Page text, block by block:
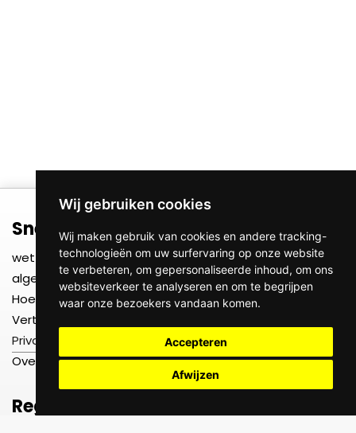
Wij gebruiken cookies
Wij maken gebruik van cookies en andere tracking-
technologieën om uw surfervaring op onze website
te verbeteren, om gepersonaliseerde inhoud, om ons
websiteverkeer te analyseren en om te begrijpen
waar onze bezoekers vandaan komen.
Accepteren
Afwijzen
Snelle links
wettelijk
algemene voorwaarden
Hoe het werkt
Vertrouwen, veiligheid en verzekering
Privacybeleid
Over ons
Registreren